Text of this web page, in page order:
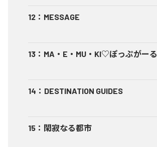
12 ： MESSAGE
13 ： MA・E・MU・KI♡ぽっぷがーる
14 ： DESTINATION GUIDES
15 ： 閑寂なる都市